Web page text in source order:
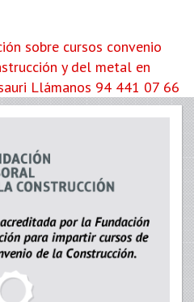
sobre cursos convenio
y del metal en
Llámanos 94 441 07 66